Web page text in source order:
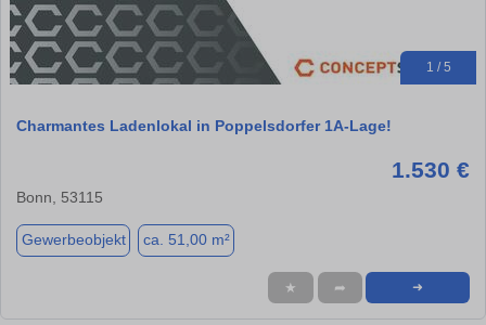
1 / 5
Charmantes Ladenlokal in Poppelsdorfer 1A-Lage!
1.530 €
Bonn, 53115
Gewerbeobjekt ca. 51,00 m²
★ ➦ ➜